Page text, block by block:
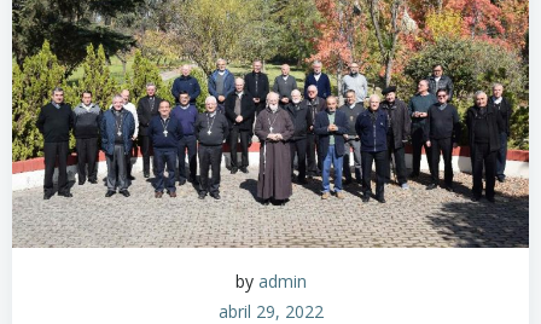
by admin
abril 29, 2022